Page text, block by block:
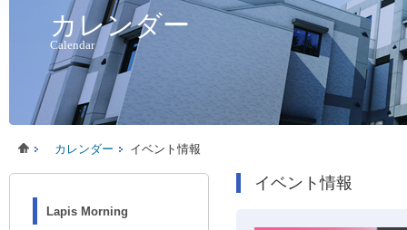
カレンダー
Calendar
カレンダー イベント情報
Lapis Morning
イベント情報